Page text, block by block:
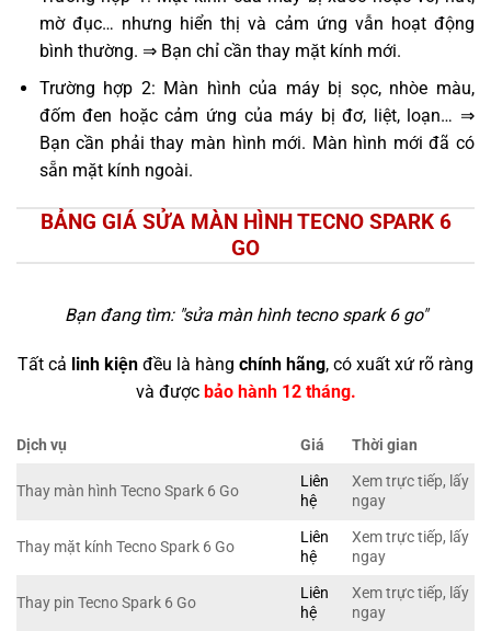
mờ đục… nhưng hiển thị và cảm ứng vẫn hoạt động
bình thường. ⇒ Bạn chỉ cần thay mặt kính mới.
Trường hợp 2: Màn hình của máy bị sọc, nhòe màu,
đốm đen hoặc cảm ứng của máy bị đơ, liệt, loạn… ⇒
Bạn cần phải thay màn hình mới. Màn hình mới đã có
sẵn mặt kính ngoài.
BẢNG GIÁ SỬA MÀN HÌNH TECNO SPARK 6
GO
Bạn đang tìm: "sửa màn hình tecno spark 6 go"
Tất cả linh kiện đều là hàng chính hãng, có xuất xứ rõ ràng
và được bảo hành 12 tháng.
Dịch vụ Giá Thời gian
Thay màn hình Tecno Spark 6 Go
Liên
hệ
Xem trực tiếp, lấy
ngay
Thay mặt kính Tecno Spark 6 Go
Liên
hệ
Xem trực tiếp, lấy
ngay
Thay pin Tecno Spark 6 Go
Liên
hệ
Xem trực tiếp, lấy
ngay